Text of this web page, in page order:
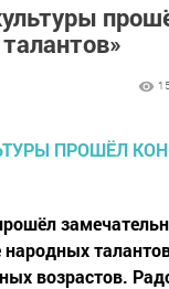
возрастов.